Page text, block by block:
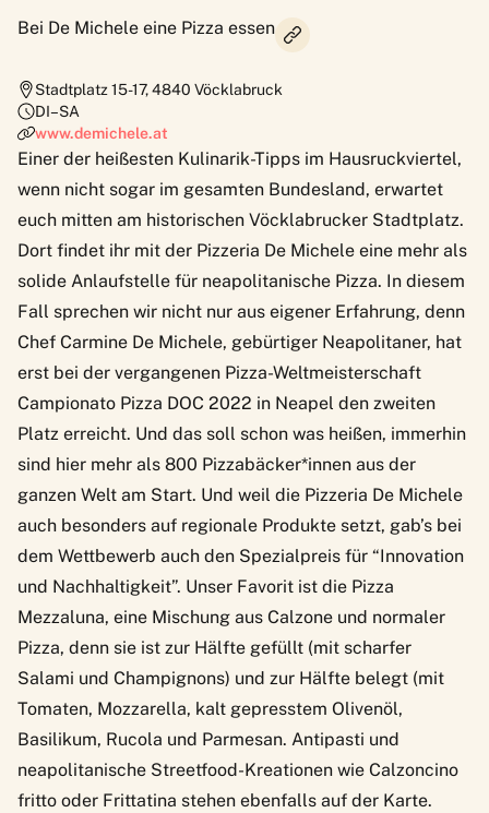
Bei De Michele eine Pizza essen
Stadtplatz 15-17,4840 Vöcklabruck
DI–SA
www.demichele.at
Einer der heißesten Kulinarik-Tipps im Hausruckviertel,
wenn nicht sogar im gesamten Bundesland, erwartet
euch mitten am historischen Vöcklabrucker Stadtplatz.
Dort findet ihr mit der Pizzeria De Michele eine mehr als
solide Anlaufstelle für neapolitanische Pizza. In diesem
Fall sprechen wir nicht nur aus eigener Erfahrung, denn
Chef Carmine De Michele, gebürtiger Neapolitaner, hat
erst bei der vergangenen Pizza-Weltmeisterschaft
Campionato Pizza DOC 2022 in Neapel den zweiten
Platz erreicht. Und das soll schon was heißen, immerhin
sind hier mehr als 800 Pizzabäcker*innen aus der
ganzen Welt am Start. Und weil die Pizzeria De Michele
auch besonders auf regionale Produkte setzt, gab’s bei
dem Wettbewerb auch den Spezialpreis für “Innovation
und Nachhaltigkeit”. Unser Favorit ist die Pizza
Mezzaluna, eine Mischung aus Calzone und normaler
Pizza, denn sie ist zur Hälfte gefüllt (mit scharfer
Salami und Champignons) und zur Hälfte belegt (mit
Tomaten, Mozzarella, kalt gepresstem Olivenöl,
Basilikum, Rucola und Parmesan. Antipasti und
neapolitanische Streetfood-Kreationen wie Calzoncino
fritto oder Frittatina stehen ebenfalls auf der Karte.